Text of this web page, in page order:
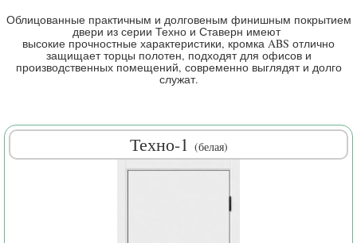
Облицованные практичным и долговеным финишным покрытием
двери из серии Техно и Ставерн имеют
высокие прочностные характеристики, кромка ABS отлично
защищает торцы полотен, подходят для офисов и
производственных помещений, современно выглядят и долго
служат.
Техно-1 (белая)